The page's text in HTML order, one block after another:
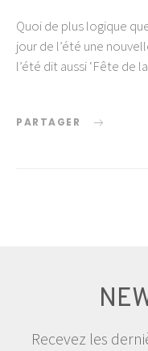
Quoi de plus logique
jour de l’été une
l’été dit aussi ‘Fête de
PARTAGER
Recevez les